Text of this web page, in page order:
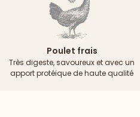
Poulet frais
Très digeste, savoureux et avec un
apport protéique de haute qualité